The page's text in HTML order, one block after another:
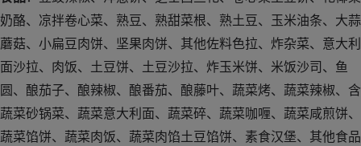
奶酪、凉拌卷心菜、熟豆、熟甜菜根、熟土豆、玉米油条、大蒜
蘑菇、小扁豆肉饼、坚果肉饼、其他佐料色拉、炸杂菜、意大利
面沙拉、肉饭、土豆饼、土豆沙拉、炸玉米饼、米饭沙司、鱼
圆、酿茄子、酿辣椒、酿番茄、酿藤叶、蔬菜烤、蔬菜辣椒、含
蔬菜砂锅菜、蔬菜意大利面、蔬菜碎、蔬菜咖喱、蔬菜咸煎饼、
蔬菜馅饼、蔬菜肉饭、蔬菜肉馅土豆馅饼、素食汉堡、其他食品